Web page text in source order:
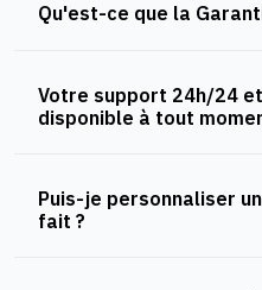
Qu'est-ce que la
Votre support 24h/24
disponible à tout
Puis-je personnaliser
fait ?